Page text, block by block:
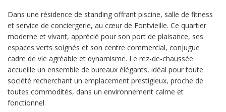
Dans une résidence de standing offrant piscine, salle de fitness
et service de conciergerie, au cœur de Fontvieille. Ce quartier
moderne et vivant, apprécié pour son port de plaisance, ses
espaces verts soignés et son centre commercial, conjugue
cadre de vie agréable et dynamisme. Le rez-de-chaussée
accueille un ensemble de bureaux élégants, idéal pour toute
société recherchant un emplacement prestigieux, proche de
toutes commodités, dans un environnement calme et
fonctionnel.